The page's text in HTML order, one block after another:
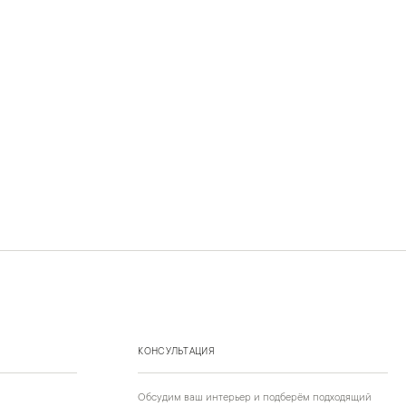
КОНСУЛЬТАЦИЯ
Обсудим ваш интерьер и подберём подходящий